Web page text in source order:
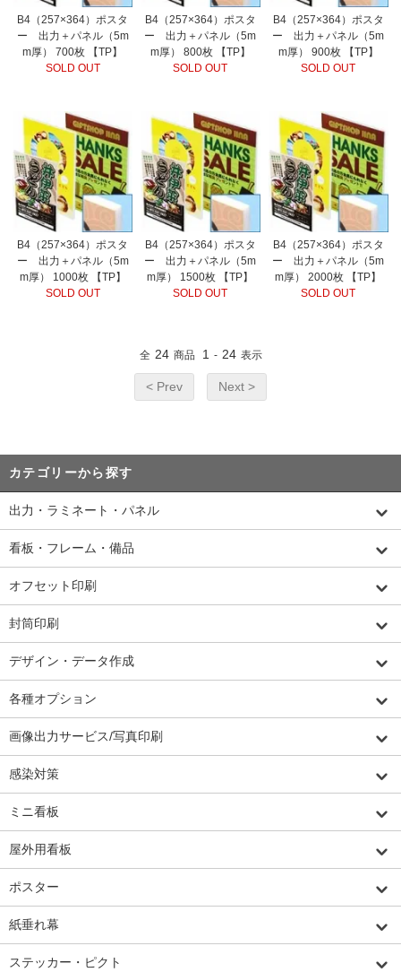
B4（257×364）ポスタ
ー 出力＋パネル（5m
m厚） 700枚 【TP】
SOLD OUT
B4（257×364）ポスタ
ー 出力＋パネル（5m
m厚） 800枚 【TP】
SOLD OUT
B4（257×364）ポスタ
ー 出力＋パネル（5m
m厚） 900枚 【TP】
SOLD OUT
B4（257×364）ポスタ
ー 出力＋パネル（5m
m厚） 1000枚 【TP】
SOLD OUT
B4（257×364）ポスタ
ー 出力＋パネル（5m
m厚） 1500枚 【TP】
SOLD OUT
B4（257×364）ポスタ
ー 出力＋パネル（5m
m厚） 2000枚 【TP】
SOLD OUT
全 24 商品 1 - 24 表示
< Prev Next >
カテゴリーから探す
出力・ラミネート・パネル
看板・フレーム・備品
オフセット印刷
封筒印刷
デザイン・データ作成
各種オプション
画像出力サービス/写真印刷
感染対策
ミニ看板
屋外用看板
ポスター
紙垂れ幕
ステッカー・ピクト